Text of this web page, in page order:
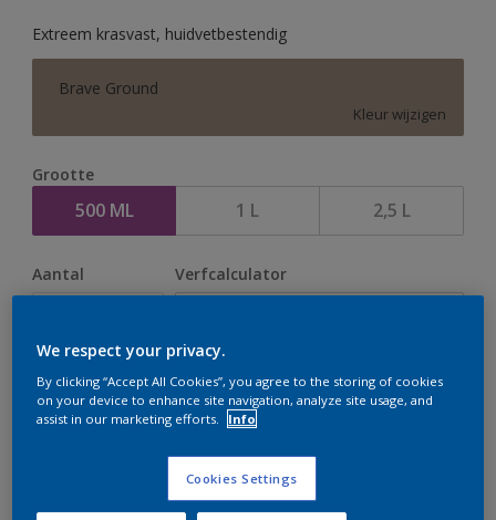
Extreem krasvast, huidvetbestendig
Brave Ground
Kleur wijzigen
Grootte
500 ML 1 L 2,5 L
Aantal Verfcalculator
Op dit moment is het niet mogelijk dit product online
te bestellen. Houd de website in de gaten, we werken
We respect your privacy.
By clicking “Accept All Cookies”, you agree to the storing of cookies
on your device to enhance site navigation, analyze site usage, and
assist in our marketing efforts.
Info
Cookies Settings